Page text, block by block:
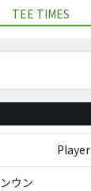
TEE TIMES
Player
ウン